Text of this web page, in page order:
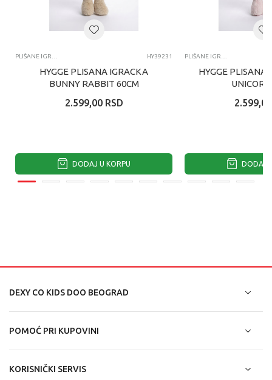
PLIŠANE IGRAČKE HY39231
HYGGE PLISANA IGRACKA
BUNNY RABBIT 60CM
2.599,00 RSD
DODAJ U KORPU
PLIŠANE IGRAČKE
HYGGE PLISANA
2.599,00
DODAJ
DEXY CO KIDS DOO BEOGRAD
POMOĆ PRI KUPOVINI
KORISNIČKI SERVIS